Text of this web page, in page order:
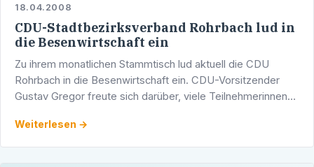
18.04.2008
CDU-Stadtbezirksverband Rohrbach lud in
die Besenwirtschaft ein
Zu ihrem monatlichen Stammtisch lud aktuell die CDU
Rohrbach in die Besenwirtschaft ein. CDU-Vorsitzender
Gustav Gregor freute sich darüber, viele Teilnehmerinnen
Weiterlesen →